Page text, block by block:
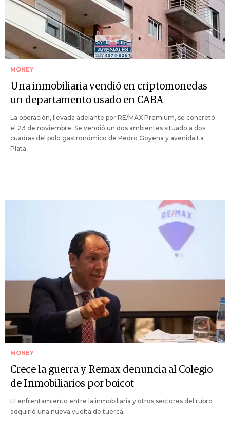
MONEY
Una inmobiliaria vendió en criptomonedas
un departamento usado en CABA
La operación, llevada adelante por RE/MAX Premium, se concretó
el 23 de noviembre. Se vendió un dos ambientes situado a dos
cuadras del polo gastronómico de Pedro Goyena y avenida La
Plata.
MONEY
Crece la guerra y Remax denuncia al Colegio
de Inmobiliarios por boicot
El enfrentamiento entre la inmobiliaria y otros sectores del rubro
adquirió una nueva vuelta de tuerca.